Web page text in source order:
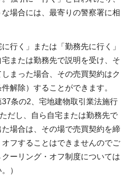
場合には、最寄りの警察署に相
行く」または「勤務先に行く」
または勤務先で説明を受け、そ
まった場合、その売買契約はク
解除）することができます。
37条の2、宅地建物取引業法施行
だし、自ら自宅または勤務先で
場合は、その場で売買契約を締
フすることはできませんのでご
ーリング・オフ制度については
）